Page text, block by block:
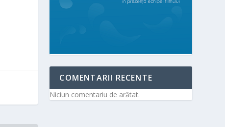
COMENTARII RECENTE
Niciun comentariu de arătat.